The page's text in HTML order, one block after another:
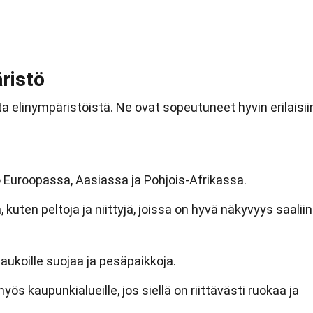
elinympäristöistä. Ne ovat sopeutuneet hyvin
Aasiassa ja Pohjois-Afrikassa.
peltoja ja niittyjä, joissa on hyvä näkyvyys saaliin
suojaa ja pesäpaikkoja.
kaupunkialueille, jos siellä on riittävästi ruokaa ja